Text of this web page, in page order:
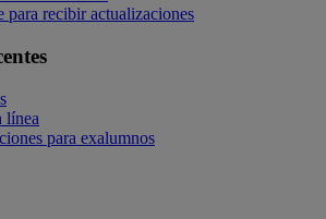
para recibir actualizaciones
línea
para exalumnos